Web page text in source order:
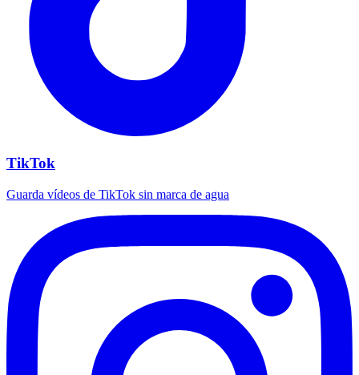
TikTok
Guarda vídeos de TikTok sin marca de agua